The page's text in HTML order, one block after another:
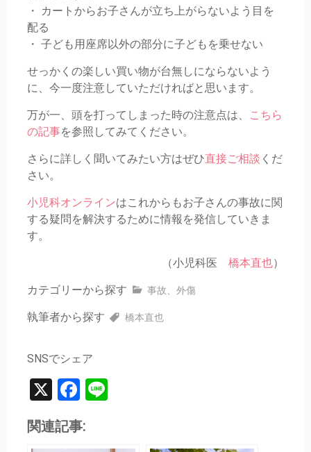
・ カートからお子さんが立ち上がらないよう目を
配る
・ 子ども用座席以外の部分に子どもを乗せない
せっかくの楽しい買い物が台無しにならないよう
に、今一度注意していただければと思います。
万が一、頭を打ってしまった時の注意点は、
こちら
の記事を参照してみてください。
さらに詳しく聞いてみたい方はぜひ直接ご相談 くだ
さい。
小児科オンラインはこれからもお子さんの事故に関
する疑問を解決するために情報を発信していきま
す。
（小児科医橋本直也）
カテゴリーから探す 事故 外傷
執筆者から探す 橋本直也
SNSでシェア
X Facebook
Line
関連記事: